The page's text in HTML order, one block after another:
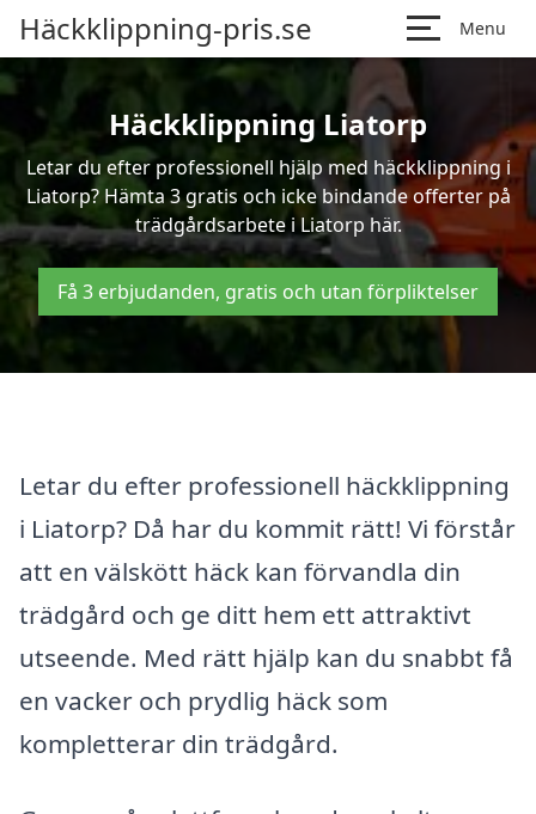
Häckklippning-pris.se Menu
Häckklippning Liatorp
Letar du efter professionell hjälp med häckklippning i
Liatorp? Hämta 3 gratis och icke bindande offerter på
trädgårdsarbete i Liatorp här.
Få 3 erbjudanden, gratis och utan förpliktelser
Letar du efter professionell häckklippning
i Liatorp? Då har du kommit rätt! Vi förstår
att en välskött häck kan förvandla din
trädgård och ge ditt hem ett attraktivt
utseende. Med rätt hjälp kan du snabbt få
en vacker och prydlig häck som
kompletterar din trädgård.